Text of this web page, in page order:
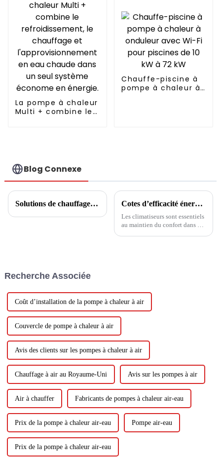
La pompe à chaleur
Multi + combine le
système économe
en énergie.
Chauffe-piscine à
pompe à chaleur à
Blog Connexe
Solutions de chauffage central communautaire Cotes d’efficacité énergétique des climatiseurs
Les climatiseurs sont essentiels
au maintien du confort dans de
Recherche Associée
Coût d’installation de la pompe à chaleur à air
Couvercle de pompe à chaleur à air
Avis des clients sur les pompes à chaleur à air
Chauffage à air au Royaume-Uni Avis sur les pompes à air
Air à chauffer Fabricants de pompes à chaleur air-eau
Prix ​​​​de la pompe à chaleur air-eau Pompe air-eau
Prix ​​​​de la pompe à chaleur air-eau